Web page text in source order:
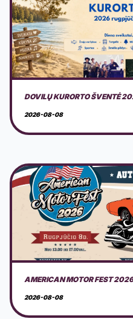
AMERICAN MOTOR FEST 2026
2026-08-08
FK GARGŽDŲ BANGA -
2026-08-09